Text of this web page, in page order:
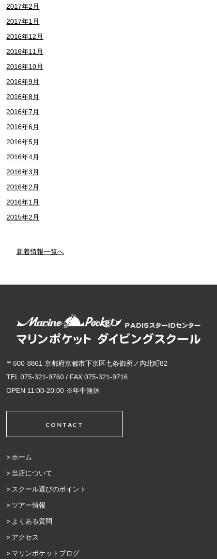
2017年2月
2017年1月
2016年12月
2016年11月
2016年10月
2016年9月
2016年8月
2016年7月
2016年6月
2016年5月
2016年4月
2016年3月
2016年2月
2016年1月
2015年2月
新着情報一覧へ
〒600-8861 京都府京都市下京区七条御所ノ内北町82
TEL 075-321-9760 / FAX 075-321-9716
OPEN 11:00-20:00 ※年中無休
CONTACT
ホーム
当店について
スクール選びのポイント
ツアー情報
よくある質問
アクセス
マリンポケットブログ